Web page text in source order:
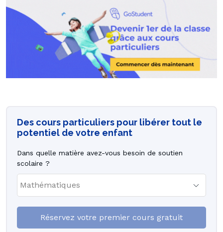
Des cours particuliers pour libérer tout le
potentiel de votre enfant
Dans quelle matière avez-vous besoin de soutien
scolaire ?
Réservez votre premier cours gratuit